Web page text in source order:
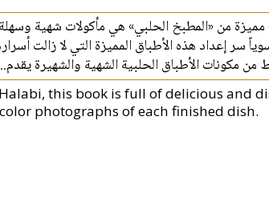
من «المطبخ الحلبي» هي مأكولات شهية
سر إعداد هذه الأطباق المميزة التي لا زالت
من مكونات الأطباق الحلبية الشهية والشهيرة
this book is full of delicious and
photographs of each finished dish.